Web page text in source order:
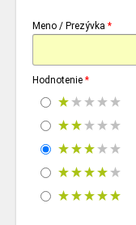
Meno / Prezývka *
Hodnotenie *